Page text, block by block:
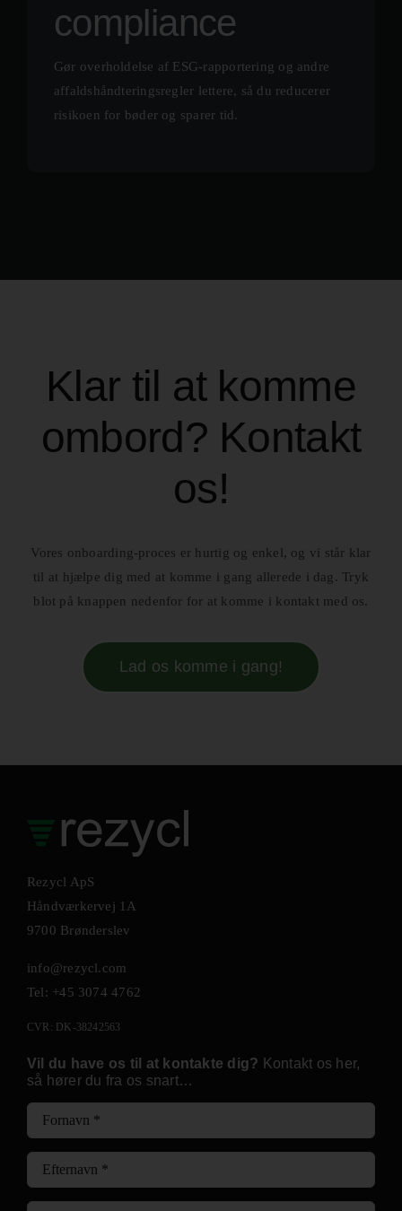
compliance
Gør overholdelse af ESG-rapportering og andre
affaldshåndteringsregler lettere, så du reducerer
risikoen for bøder og sparer tid.
Klar til at komme
ombord? Kontakt
os!
Vores onboarding-proces er hurtig og enkel, og vi står klar
til at hjælpe dig med at komme i gang allerede i dag. Tryk
blot på knappen nedenfor for at komme i kontakt med os.
Lad os komme i gang!
Rezycl ApS
Håndværkervej 1A
9700 Brønderslev
info@rezycl.com
Tel: +45 3074 4762
CVR: DK-38242563
Vil du have os til at kontakte dig? Kontakt os her,
så hører du fra os snart…